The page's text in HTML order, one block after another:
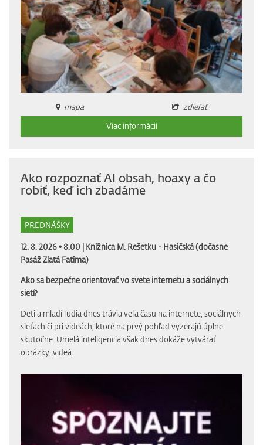
mapa
zdieľať
Viac informácii
Ako rozpoznať AI obsah, hoaxy a čo
robiť, keď ich zbadáme
PREDNÁŠKY
12. 8. 2026 • 8.00 | Knižnica M. Rešetku - Hasičská (dočasne
Pasáž Zlatá Fatima)
Ako sa bezpečne orientovať vo svete internetu a sociálnych
sietí?
Deti a mladí ľudia dnes trávia veľa času na internete, sociálnych
sieťach či pri videách, ktoré na prvý pohľad vyzerajú úplne
skutočne. Umelá inteligencia však dnes dokáže vytvárať
obrázky, videá